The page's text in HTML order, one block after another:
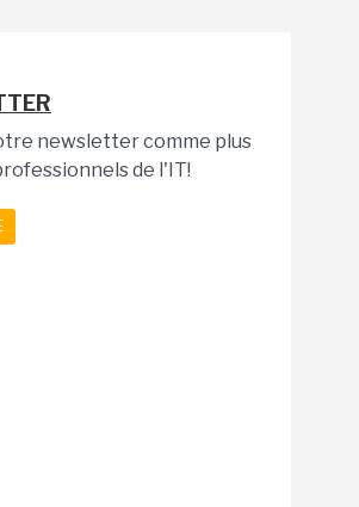
newsletter comme plus
de l'IT!